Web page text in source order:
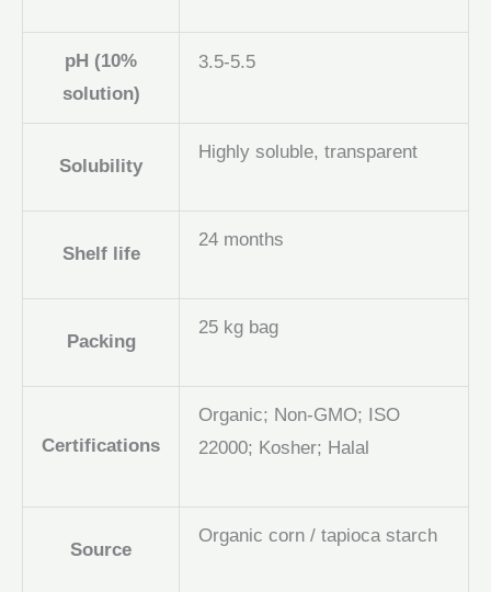
pH (10%
solution)
3.5-5.5
Solubility
Highly soluble, transparent
Shelf life
24 months
Packing
25 kg bag
Certifications
Organic; Non-GMO; ISO
22000; Kosher; Halal
Source
Organic corn / tapioca starch